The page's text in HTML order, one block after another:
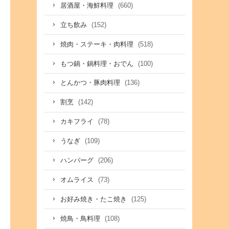
居酒屋・海鮮料理 (660)
立ち飲み (152)
焼肉・ステーキ・肉料理 (518)
もつ鍋・鍋料理・おでん (100)
とんかつ・豚肉料理 (136)
割烹 (142)
カキフライ (78)
うなぎ (109)
ハンバーグ (206)
オムライス (73)
お好み焼き・たこ焼き (125)
焼鳥・鳥料理 (108)